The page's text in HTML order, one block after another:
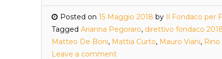
Posted on 15 Maggio 2018 by Il Fondaco per
Tagged Arianna Pegoraro, direttivo fondaco
Matteo De Boni, Mattia Curto, Mauro Viani,
Leave a comment